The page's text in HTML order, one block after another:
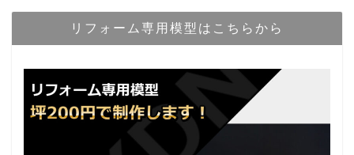
リフォーム専用模型はこちらから